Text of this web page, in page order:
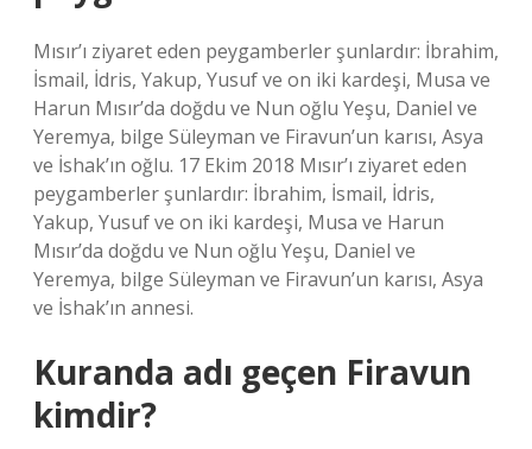
Mısır’ı ziyaret eden peygamberler şunlardır: İbrahim,
İsmail, İdris, Yakup, Yusuf ve on iki kardeşi, Musa ve
Harun Mısır’da doğdu ve Nun oğlu Yeşu, Daniel ve
Yeremya, bilge Süleyman ve Firavun’un karısı, Asya
ve İshak’ın oğlu. 17 Ekim 2018 Mısır’ı ziyaret eden
peygamberler şunlardır: İbrahim, İsmail, İdris,
Yakup, Yusuf ve on iki kardeşi, Musa ve Harun
Mısır’da doğdu ve Nun oğlu Yeşu, Daniel ve
Yeremya, bilge Süleyman ve Firavun’un karısı, Asya
ve İshak’ın annesi.
Kuranda adı geçen Firavun
kimdir?